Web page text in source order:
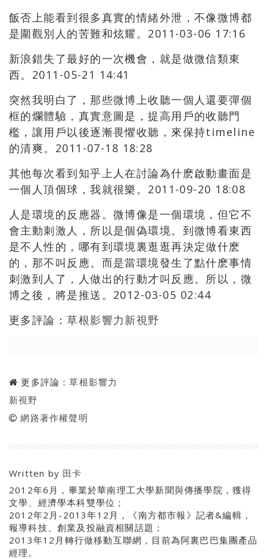
飯否上能看到很多真實的情緒外泄，不像微博都
是圍觀別人的苦難和炫耀。2011-03-06 17:16
新浪錯失了最好的一次機會，就是做微信類東
西。2011-05-21 14:41
突然我明白了，那些微博上收聽一個人還要彈個
框的爛體驗，真實意圖是，提高用戶的收聽門
檻，讓用戶以後逐漸畏懼收聽，來保持timeline
的清爽。2011-07-18 18:28
其他每次看到知乎上人在討論為什麽啟動畫面是
一個人頂個球，我就很樂。2011-09-20 18:08
人是環境的反應器。微博像是一個環境，但它不
會主動刺激人，所以是個偽環境。到微博看東西
是不人性的，哪有到環境裏逛逛再決定做什麽
的，那不叫反應。而是當環境發生了點什麽事情
刺激到人了，人做出的行動才叫反應。所以，微
博之後，將是推送。2012-03-05 02:44
更多評論：草根影響力新視野
更多評論：草根影響力
新視野
網路著作權聲明
Written by 田卡
2012年6月，畢業於華南理工大學新聞與傳播學院，獲得
文學、經濟學本科雙學位；
2012年2月-2013年12月，《南方都市報》記者&編輯，
報導科技、創業及投融資相關話題；
2013年12月轉行做移動互聯網，目前為阿裏巴巴集團產品
經理。